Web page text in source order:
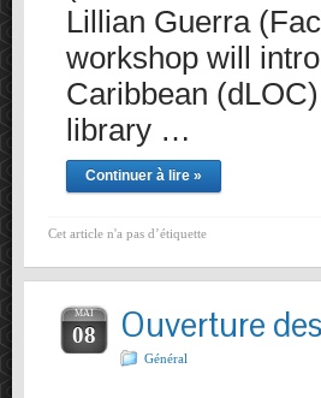
Lillian Guerra
workshop will
Caribbean
library …
Continuer à lire »
Cet article n'a pas d’étiquette
MAI
08 Ouverture
Général